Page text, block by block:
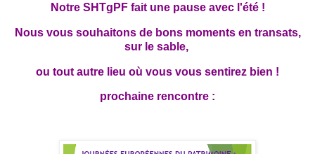
Notre SHTgPF fait une pause avec l'été !
Nous vous souhaitons de bons moments en transats,
sur le sable,
ou tout autre lieu où vous vous sentirez bien !
prochaine rencontre :